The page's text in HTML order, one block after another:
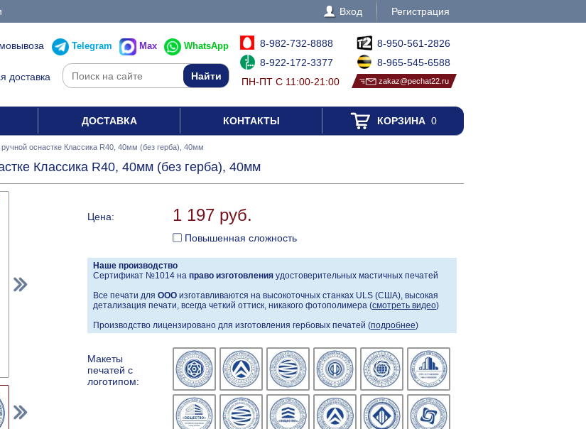
Вход Регистрация
доставка
Telegram Max WhatsApp
8-982-732-8888
8-922-172-3377
ПН-ПТ С 11:00-21:00
8-950-561-2826
8-965-545-6588
zakaz@pechat22.ru
ДОСТАВКА КОНТАКТЫ КОРЗИНА0
оснастке Классика R40, 40мм (без герба), 40мм
Классика R40, 40мм (без герба), 40мм
Цена: 1 197 руб.
Повышенная сложность
Наше производство
Сертификат №1014 на право изготовления удостоверительных мастичных печатей
Все печати для ООО изготавливаются на высокоточных станках ULS (США), высокая
детализация печати, всегда четкий оттиск, никакого фотополимера (смотреть видео)
Производство лицензировано для изготовления гербовых печатей (подробнее)
Макеты
печатей с
логотипом: